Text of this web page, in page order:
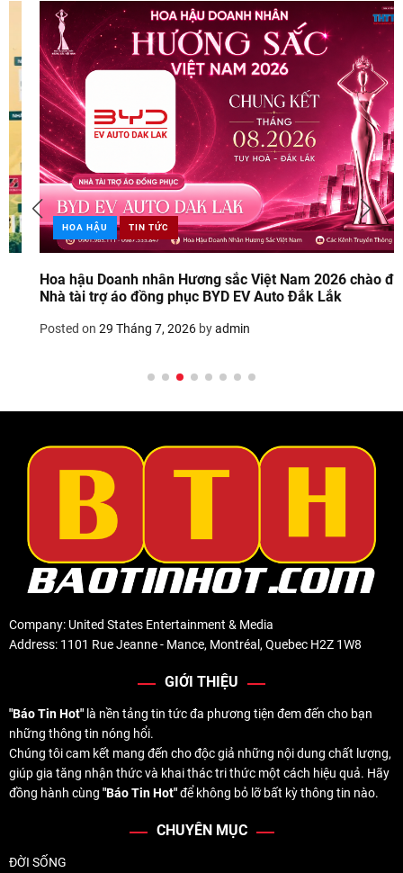
HOA HẬU TIN TỨC
Hoa hậu Doanh nhân Hương sắc Việt Nam 2026 chào đón
Nhà tài trợ áo đồng phục BYD EV Auto Đắk Lắk
Posted on29 Tháng 7, 2026 byadmin
Company: United States Entertainment & Media
Address: 1101 Rue Jeanne - Mance, Montréal, Quebec H2Z 1W8
GIỚI THIỆU
"Báo Tin Hot" là nền tảng tin tức đa phương tiện đem đến cho bạn
những thông tin nóng hổi.
Chúng tôi cam kết mang đến cho độc giả những nội dung chất lượng,
giúp gia tăng nhận thức và khai thác tri thức một cách hiệu quả. Hãy
đồng hành cùng "Báo Tin Hot"để không bỏ lỡ bất kỳ thông tin nào.
CHUYÊN MỤC
ĐỜI SỐNG